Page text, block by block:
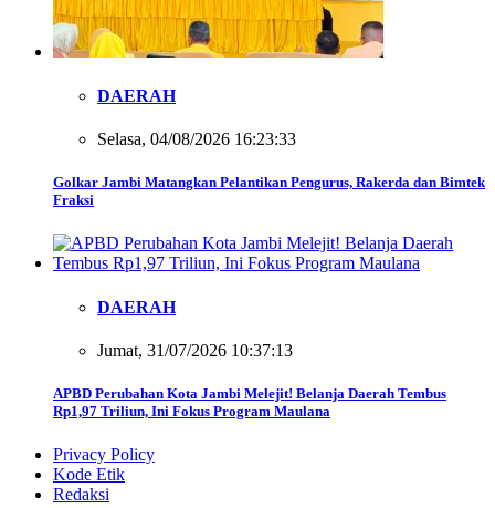
DAERAH
Selasa, 04/08/2026 16:23:33
Golkar Jambi Matangkan Pelantikan Pengurus, Rakerda dan Bimtek
Fraksi
DAERAH
Jumat, 31/07/2026 10:37:13
APBD Perubahan Kota Jambi Melejit! Belanja Daerah Tembus
Rp1,97 Triliun, Ini Fokus Program Maulana
Privacy Policy
Kode Etik
Redaksi